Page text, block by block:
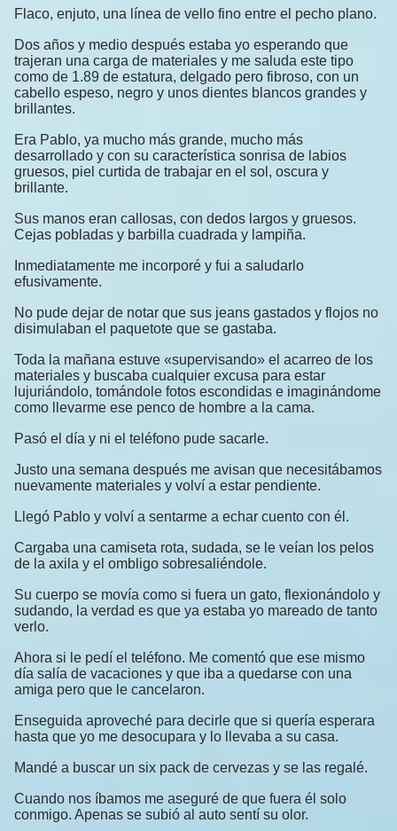
Flaco, enjuto, una línea de vello fino entre el pecho plano.
Dos años y medio después estaba yo esperando que
trajeran una carga de materiales y me saluda este tipo
como de 1.89 de estatura, delgado pero fibroso, con un
cabello espeso, negro y unos dientes blancos grandes y
brillantes.
Era Pablo, ya mucho más grande, mucho más
desarrollado y con su característica sonrisa de labios
gruesos, piel curtida de trabajar en el sol, oscura y
brillante.
Sus manos eran callosas, con dedos largos y gruesos.
Cejas pobladas y barbilla cuadrada y lampiña.
Inmediatamente me incorporé y fui a saludarlo
efusivamente.
No pude dejar de notar que sus jeans gastados y flojos no
disimulaban el paquetote que se gastaba.
Toda la mañana estuve «supervisando» el acarreo de los
materiales y buscaba cualquier excusa para estar
lujuriándolo, tomándole fotos escondidas e imaginándome
como llevarme ese penco de hombre a la cama.
Pasó el día y ni el teléfono pude sacarle.
Justo una semana después me avisan que necesitábamos
nuevamente materiales y volví a estar pendiente.
Llegó Pablo y volví a sentarme a echar cuento con él.
Cargaba una camiseta rota, sudada, se le veían los pelos
de la axila y el ombligo sobresaliéndole.
Su cuerpo se movía como si fuera un gato, flexionándolo y
sudando, la verdad es que ya estaba yo mareado de tanto
verlo.
Ahora si le pedí el teléfono. Me comentó que ese mismo
día salía de vacaciones y que iba a quedarse con una
amiga pero que le cancelaron.
Enseguida aproveché para decirle que si quería esperara
hasta que yo me desocupara y lo llevaba a su casa.
Mandé a buscar un six pack de cervezas y se las regalé.
Cuando nos íbamos me aseguré de que fuera él solo
conmigo. Apenas se subió al auto sentí su olor.